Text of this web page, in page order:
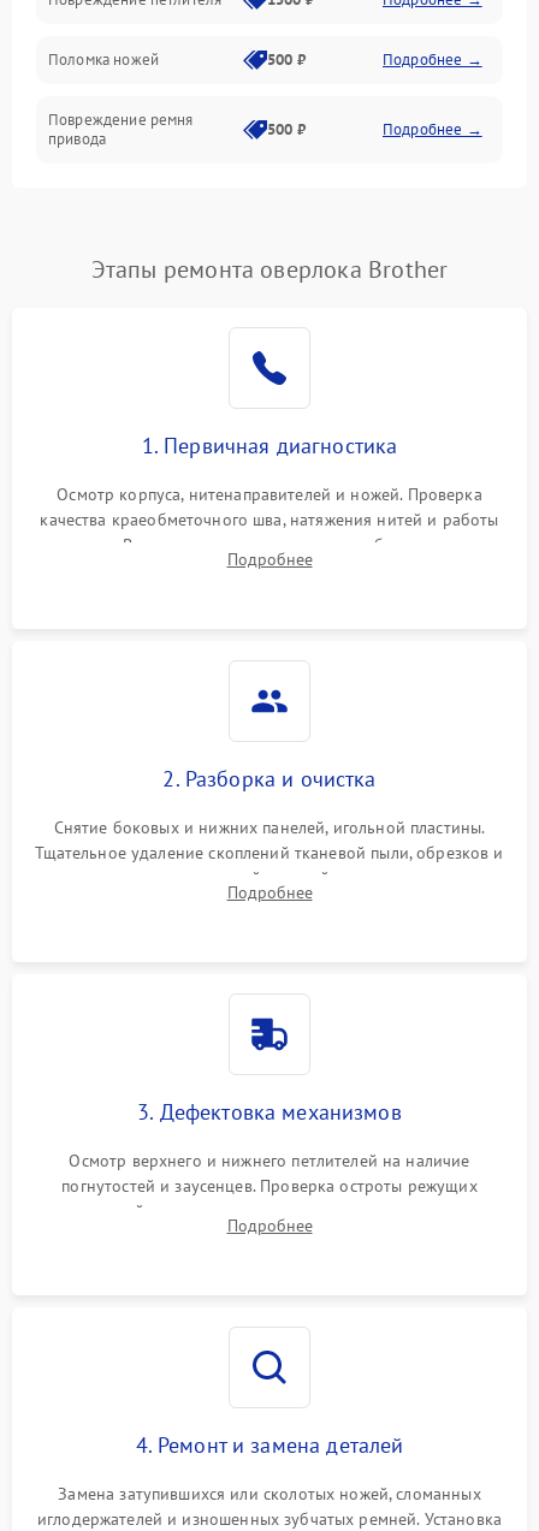
Поломка ножей 500 ₽ Подробнее →
Повреждение ремня
привода
500 ₽ Подробнее →
Неисправность системы
подачи масла
1500 ₽ Подробнее →
500 ₽
защиты от засоров
500 ₽ Подробнее →
Этапы ремонта оверлока Brother
1. Первичная диагностика
Осмотр корпуса, нитенаправителей и ножей. Проверка
качества краеобметочного шва, натяжения нитей и работы
педали. Выявление пропусков стежков, обрывов нити,
заклинивания или тупого среза ткани на тестовом образце.
Подробнее
2. Разборка и очистка
Снятие боковых и нижних панелей, игольной пластины.
Тщательное удаление скоплений тканевой пыли, обрезков и
очесов из зоны петлителей и ножей с помощью жестких
кистей, пинцета и потока сжатого воздуха.
Подробнее
3. Дефектовка механизмов
Осмотр верхнего и нижнего петлителей на наличие
погнутостей и заусенцев. Проверка остроты режущих
кромок ножей, состояния приводного ремня, электромотора
и механизма дифференциальной подачи ткани.
Подробнее
4. Ремонт и замена деталей
Замена затупившихся или сколотых ножей, сломанных
иглодержателей и изношенных зубчатых ремней. Установка